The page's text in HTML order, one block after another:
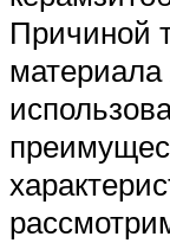
Причиной